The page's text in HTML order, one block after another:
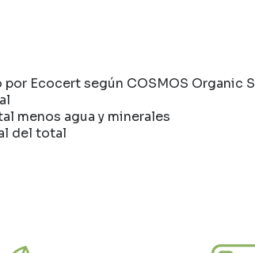
Ecocert según COSMOS Organic
menos agua y minerales
del total